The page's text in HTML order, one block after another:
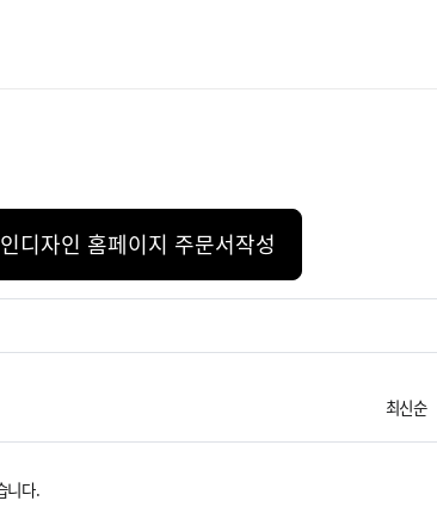
디자인 홈페이지 주문서작성
최신순
니다.